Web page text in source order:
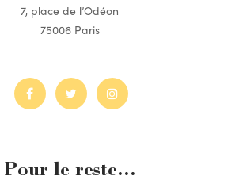
7, place de l’Odéon
75006 Paris
Pour le reste...